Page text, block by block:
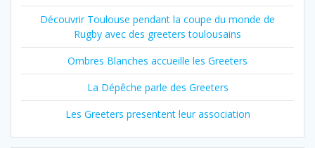
Découvrir Toulouse pendant la coupe du monde de
Rugby avec des greeters toulousains
Ombres Blanches accueille les Greeters
La Dépêche parle des Greeters
Les Greeters presentent leur association